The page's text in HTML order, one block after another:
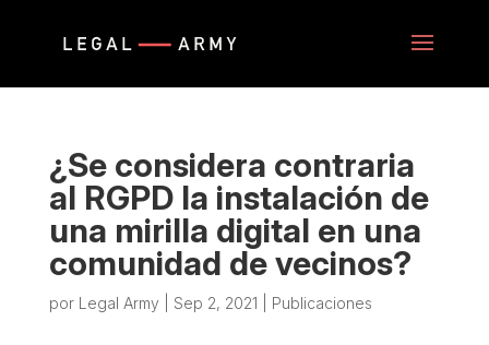
¿Se considera contraria
al RGPD la instalación de
una mirilla digital en una
comunidad de vecinos?
por Legal Army Sep 2, 2021 Publicaciones